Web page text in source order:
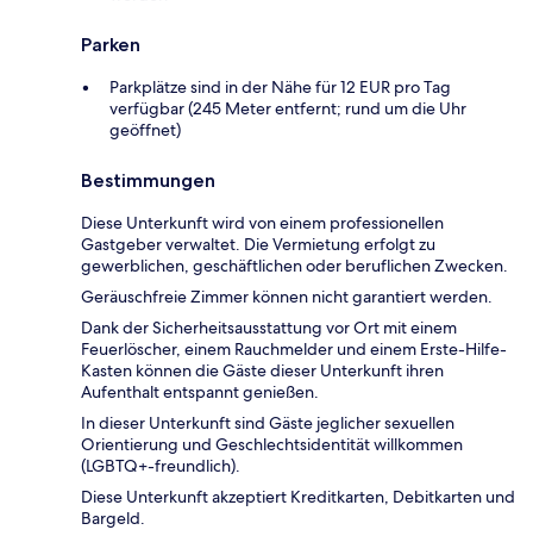
Parken
Parkplätze sind in der Nähe für 12 EUR pro Tag
verfügbar (245 Meter entfernt; rund um die Uhr
geöffnet)
Bestimmungen
Diese Unterkunft wird von einem professionellen
Gastgeber verwaltet. Die Vermietung erfolgt zu
gewerblichen, geschäftlichen oder beruflichen Zwecken.
Geräuschfreie Zimmer können nicht garantiert werden.
Dank der Sicherheitsausstattung vor Ort mit einem
Feuerlöscher, einem Rauchmelder und einem Erste-Hilfe-
Kasten können die Gäste dieser Unterkunft ihren
Aufenthalt entspannt genießen.
In dieser Unterkunft sind Gäste jeglicher sexuellen
Orientierung und Geschlechtsidentität willkommen
(LGBTQ+-freundlich).
Diese Unterkunft akzeptiert Kreditkarten, Debitkarten und
Bargeld.